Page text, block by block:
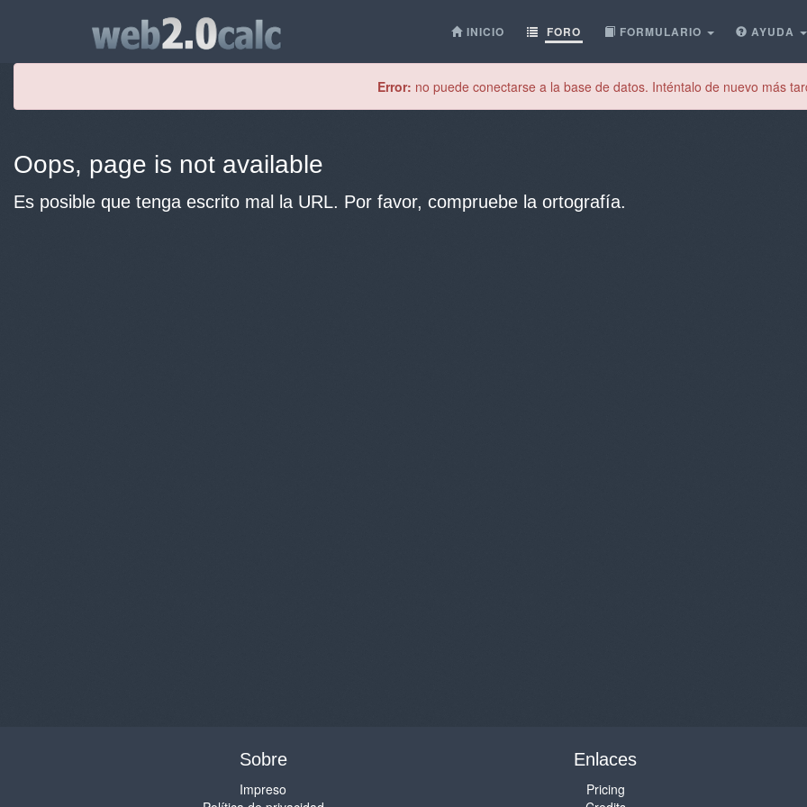
INICIO FORO FORMULARIO AYUDA
Error: no puede conectarse a la base de datos. Inténtalo de nuevo más
Oops, page is not available
Es posible que tenga escrito mal la URL. Por favor, compruebe la ortografía.
Sobre
Impreso
Enlaces
Pricing